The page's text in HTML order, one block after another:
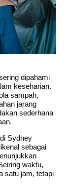
dipahami
keseharian.
sampah,
jarang
sederhana
Sydney
sebagai
waktu,
satu jam, tetapi